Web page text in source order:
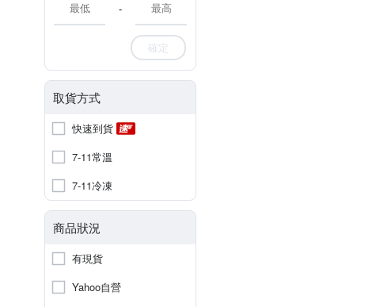
-
確定
取貨方式
快速到貨
7-11常溫
7-11冷凍
商品狀況
有現貨
Yahoo自營